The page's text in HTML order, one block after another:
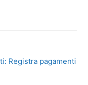
Registra pagamenti